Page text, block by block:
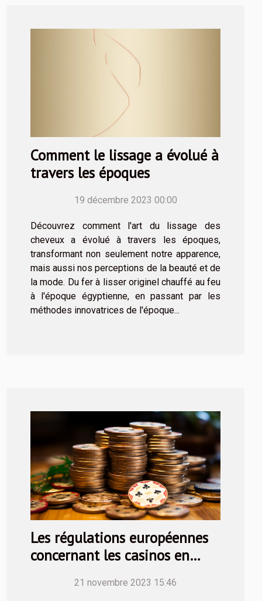
Comment le lissage a évolué à
travers les époques
19 décembre 2023 00:00
Découvrez comment l'art du lissage des
cheveux a évolué à travers les époques,
transformant non seulement notre apparence,
mais aussi nos perceptions de la beauté et de
la mode. Du fer à lisser originel chauffé au feu
à l'époque égyptienne, en passant par les
méthodes innovatrices de l'époque...
Les régulations européennes
concernant les casinos en
21 novembre 2023 15:46